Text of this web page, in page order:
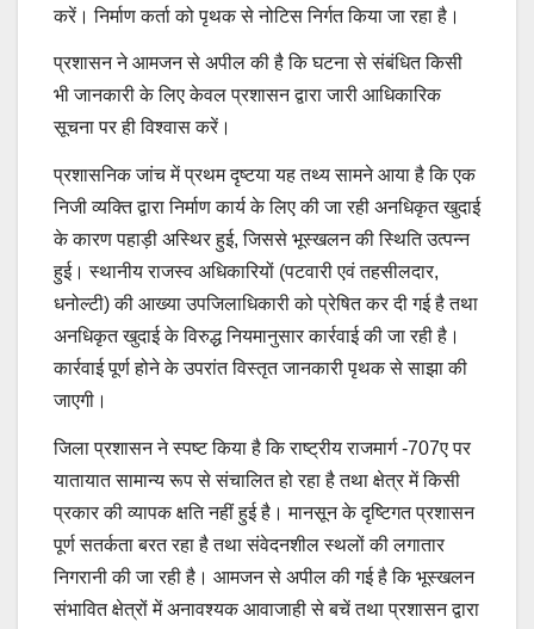
करें। निर्माण कर्ता को पृथक से नोटिस निर्गत किया जा रहा है।
प्रशासन ने आमजन से अपील की है कि घटना से संबंधित किसी
भी जानकारी के लिए केवल प्रशासन द्वारा जारी आधिकारिक
सूचना पर ही विश्वास करें।
प्रशासनिक जांच में प्रथम दृष्टया यह तथ्य सामने आया है कि एक
निजी व्यक्ति द्वारा निर्माण कार्य के लिए की जा रही अनधिकृत खुदाई
के कारण पहाड़ी अस्थिर हुई, जिससे भूस्खलन की स्थिति उत्पन्न
हुई। स्थानीय राजस्व अधिकारियों (पटवारी एवं तहसीलदार,
धनोल्टी) की आख्या उपजिलाधिकारी को प्रेषित कर दी गई है तथा
अनधिकृत खुदाई के विरुद्ध नियमानुसार कार्रवाई की जा रही है।
कार्रवाई पूर्ण होने के उपरांत विस्तृत जानकारी पृथक से साझा की
जाएगी।
जिला प्रशासन ने स्पष्ट किया है कि राष्ट्रीय राजमार्ग -707ए पर
यातायात सामान्य रूप से संचालित हो रहा है तथा क्षेत्र में किसी
प्रकार की व्यापक क्षति नहीं हुई है। मानसून के दृष्टिगत प्रशासन
पूर्ण सतर्कता बरत रहा है तथा संवेदनशील स्थलों की लगातार
निगरानी की जा रही है। आमजन से अपील की गई है कि भूस्खलन
संभावित क्षेत्रों में अनावश्यक आवाजाही से बचें तथा प्रशासन द्वारा